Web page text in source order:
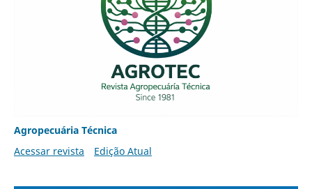
Agropecuária Técnica
Acessar revista
Edição Atual